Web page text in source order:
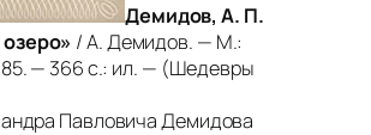
Демидов, А. П.
/ А. Демидов. — М.:
— 366 с.: ил. — (Шедевры
Павловича Демидова